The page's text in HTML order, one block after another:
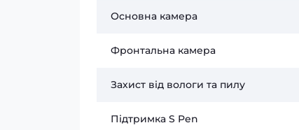
Основна камера
Фронтальна камера
Захист від вологи та пилу
Підтримка S Pen